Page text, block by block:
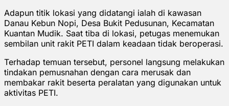
Adapun titik lokasi yang didatangi ialah di kawasan
Danau Kebun Nopi, Desa Bukit Pedusunan, Kecamatan
Kuantan Mudik. Saat tiba di lokasi, petugas menemukan
sembilan unit rakit PETI dalam keadaan tidak beroperasi.
Terhadap temuan tersebut, personel langsung melakukan
tindakan pemusnahan dengan cara merusak dan
membakar rakit beserta peralatan yang digunakan untuk
aktivitas PETI.